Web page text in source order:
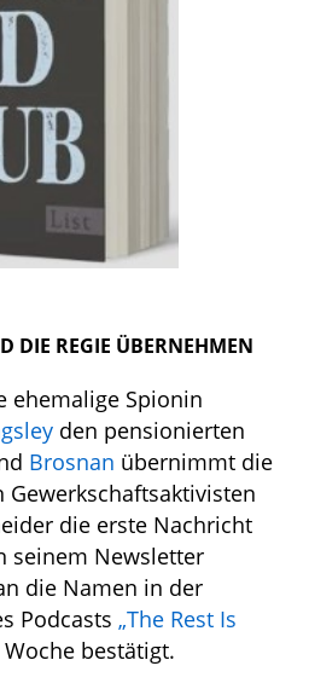
DIE REGIE ÜBERNEHMEN
ehemalige Spionin
den pensionierten
Brosnan übernimmt die
Gewerkschaftsaktivisten
die erste Nachricht
seinem Newsletter
die Namen in der
Podcasts „The Rest Is
bestätigt.